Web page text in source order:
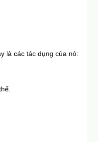
là các tác dụng của nó: